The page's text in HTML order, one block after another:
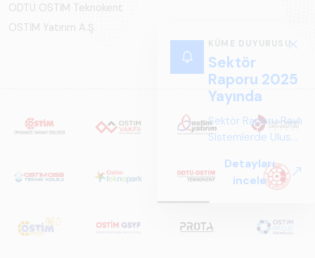
KÜME DUYURUSU
Sektör
Raporu 2025
Yayında
Sektör Raporu Raylı
Sistemlerde Ulusal
Perspektif ARUS
tarafından
hazırlanan "Raylı
Sistemlerde Ulusal
ve Küresel
Detayları
incele
ODTÜ OSTİM Teknokent
OSTİM Yatırım A.Ş.